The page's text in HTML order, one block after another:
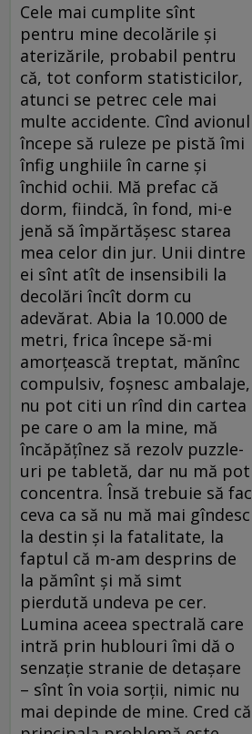
Cele mai cumplite sînt
pentru mine decolările și
aterizările, probabil pentru
că, tot conform statisticilor,
atunci se petrec cele mai
multe accidente. Cînd avionul
începe să ruleze pe pistă îmi
înfig unghiile în carne și
închid ochii. Mă prefac că
dorm, fiindcă, în fond, mi-e
jenă să împărtășesc starea
mea celor din jur. Unii dintre
ei sînt atît de insensibili la
decolări încît dorm cu
adevărat. Abia la 10.000 de
metri, frica începe să-mi
amorțească treptat, mănînc
compulsiv, foșnesc ambalaje,
nu pot citi un rînd din cartea
pe care o am la mine, mă
încăpățînez să rezolv puzzle-
uri pe tabletă, dar nu mă pot
concentra. Însă trebuie să fac
ceva ca să nu mă mai gîndesc
la destin și la fatalitate, la
faptul că m-am desprins de
la pămînt și mă simt
pierdută undeva pe cer.
Lumina aceea spectrală care
intră prin hublouri îmi dă o
senzație stranie de detașare
– sînt în voia sorții, nimic nu
mai depinde de mine. Cred că